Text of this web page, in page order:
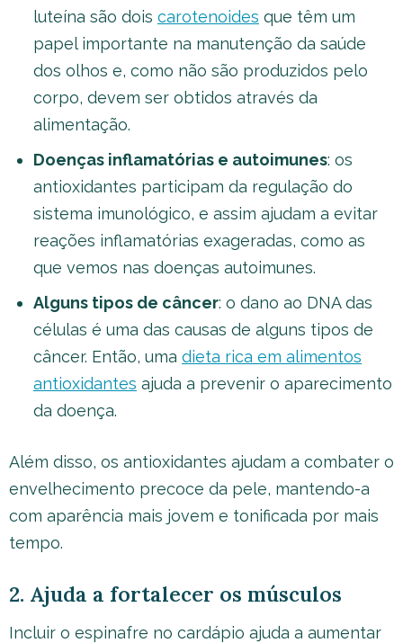
luteína são dois carotenoides que têm um
papel importante na manutenção da saúde
dos olhos e, como não são produzidos pelo
corpo, devem ser obtidos através da
alimentação.
Doenças inflamatórias e autoimunes: os
antioxidantes participam da regulação do
sistema imunológico, e assim ajudam a evitar
reações inflamatórias exageradas, como as
que vemos nas doenças autoimunes.
Alguns tipos de câncer: o dano ao DNA das
células é uma das causas de alguns tipos de
câncer. Então, uma dieta rica em alimentos
antioxidantes ajuda a prevenir o aparecimento
da doença.
Além disso, os antioxidantes ajudam a combater o
envelhecimento precoce da pele, mantendo-a
com aparência mais jovem e tonificada por mais
tempo.
2. Ajuda a fortalecer os músculos
Incluir o espinafre no cardápio ajuda a aumentar